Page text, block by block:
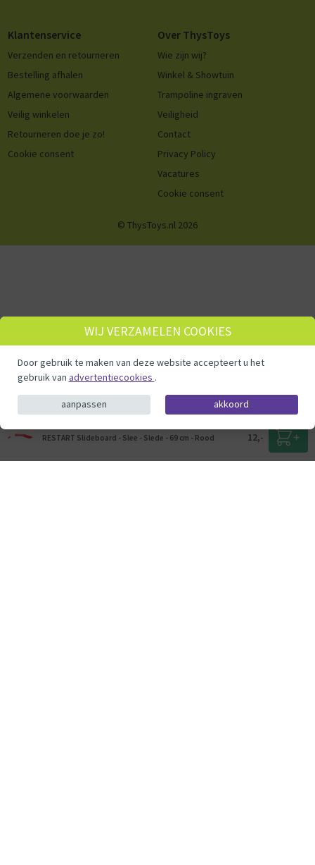
RESTART Slideboard - Slee - Slede - 69 cm - Rood 12,-
Klantenservice
Verzenden en retourneren
Bestelling afhalen
Algemene voorwaarden
Veilig winkelen
Retourneren doe je zo!
Cookie consent
Over ThysToys
Wie zijn wij?
Winkel & Showtuin
Trampoline ingraven
Veiligheid
Contact
Privacy Policy
Vacatures
Cookie consent
© ThysToys.nl 2026
WIJ VERZAMELEN COOKIES
Door gebruik te maken van deze website accepteert u het
gebruik van advertentiecookies .
aanpassen akkoord